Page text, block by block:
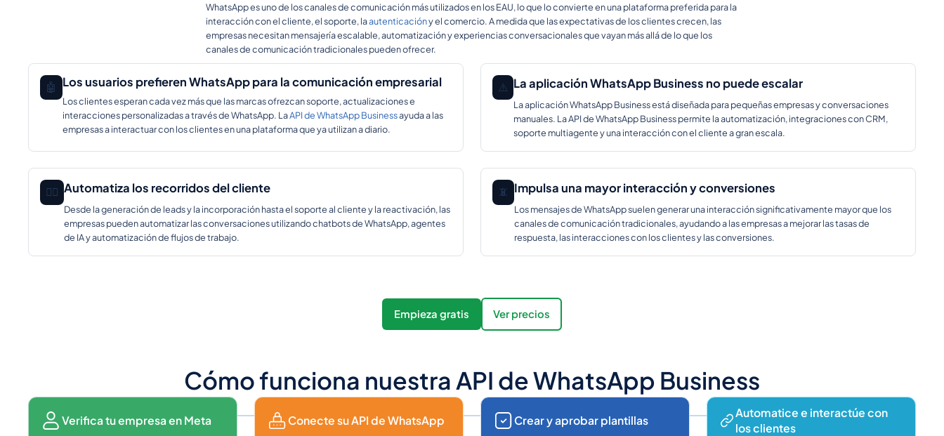
WhatsApp es uno de los canales de comunicación más utilizados en los EAU, lo que lo convierte en una plataforma preferida para la
interacción con el cliente, el soporte, laautenticacióny el comercio. A medida que las expectativas de los clientes crecen, las
empresas necesitan mensajería escalable, automatización y experiencias conversacionales que vayan más allá de lo que los
canales de comunicación tradicionales pueden ofrecer.
🤖 Los usuarios prefieren WhatsApp para la comunicación empresarial
Los clientes esperan cada vez más que las marcas ofrezcan soporte, actualizaciones e
interacciones personalizadas a través de WhatsApp. LaAPI de WhatsApp Businessayuda a las
empresas a interactuar con los clientes en una plataforma que ya utilizan a diario.
⚠️ La aplicación WhatsApp Business no puede escalar
La aplicación WhatsApp Business está diseñada para pequeñas empresas y conversaciones
manuales. La API de WhatsApp Business permite la automatización, integraciones con CRM,
soporte multiagente y una interacción con el cliente a gran escala.
🕵️‍♂️ Automatiza los recorridos del cliente
Desde la generación de leads y la incorporación hasta el soporte al cliente y la reactivación, las
empresas pueden automatizar las conversaciones utilizando chatbots de WhatsApp, agentes
de IA y automatización de flujos de trabajo.
📵 Impulsa una mayor interacción y conversiones
Los mensajes de WhatsApp suelen generar una interacción significativamente mayor que los
canales de comunicación tradicionales, ayudando a las empresas a mejorar las tasas de
respuesta, las interacciones con los clientes y las conversiones.
Empieza gratis Ver precios
Cómo funciona nuestra API de WhatsApp Business
Verifica tu empresa en Meta Conecte su API de WhatsApp Crear y aprobar plantillas
Automatice e interactúe con
los clientes